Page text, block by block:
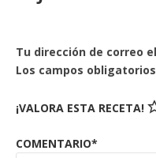
Tu dirección de correo
Los campos
¡VALORA ESTA RECETA!
COMENTARIO*